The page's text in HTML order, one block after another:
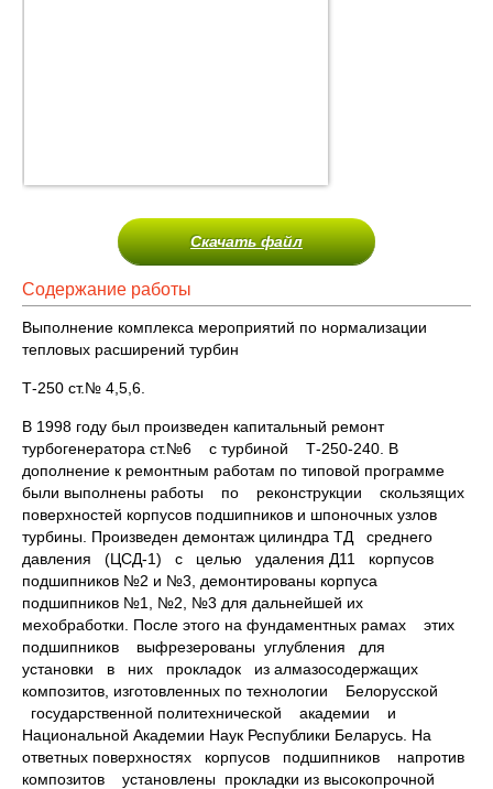
Скачать файл
Содержание работы
Выполнение комплекса мероприятий по нормализации
тепловых расширений турбин
Т-250 ст.№ 4,5,6.
В 1998 году был произведен капитальный ремонт
турбогенератора ст.№6 с турбиной Т-250-240. В
дополнение к ремонтным работам по типовой программе
были выполнены работы по реконструкции скользящих
поверхностей корпусов подшипников и шпоночных узлов
турбины. Произведен демонтаж цилиндра ТД среднего
давления (ЦСД-1) с целью удаления Д11 корпусов
подшипников №2 и №3, демонтированы корпуса
подшипников №1, №2, №3 для дальнейшей их
мехобработки. После этого на фундаментных рамах этих
подшипников выфрезерованы углубления для
установки в них прокладок из алмазосодержащих
композитов, изготовленных по технологии Белорусской
государственной политехнической академии и
Национальной Академии Наук Республики Беларусь. На
ответных поверхностях корпусов подшипников напротив
композитов установлены прокладки из высокопрочной